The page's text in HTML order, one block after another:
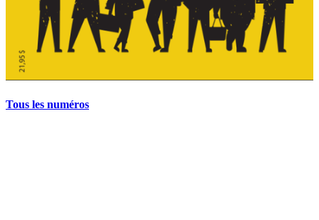
Tous les numéros